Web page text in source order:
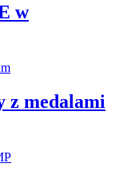
w
z medalami